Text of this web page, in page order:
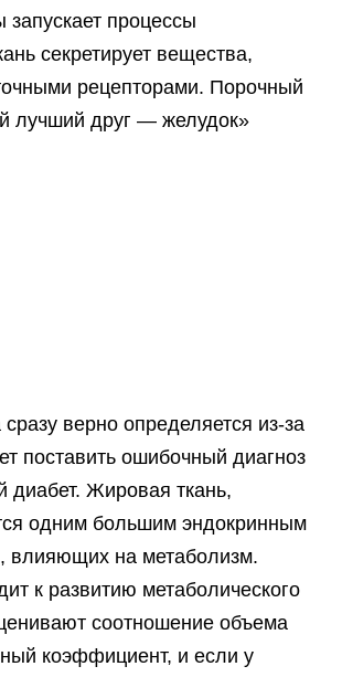
процессы
секретирует вещества,
рецепторами. Порочный
лучший друг — желудок»
верно определяется из-за
поставить ошибочный диагноз
Жировая ткань,
одним большим эндокринным
влияющих на метаболизм.
к развитию метаболического
соотношение объема
коэффициент, и если у